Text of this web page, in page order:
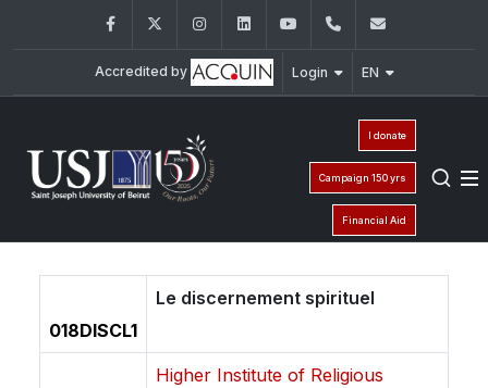
FacebookTwitter InstagramLinkedInYouTube+961 (1) 421 586
Accredited by Login EN
I donate
Campaign 150 yrs
Financial Aid
018DISCL1
Le discernement spirituel
Higher Institute of Religious